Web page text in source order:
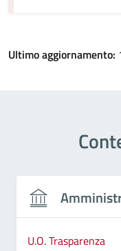
Ultimo aggiornamento:
U.O. Trasparenza